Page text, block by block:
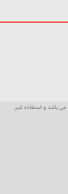
می باشد و استفاده غیر